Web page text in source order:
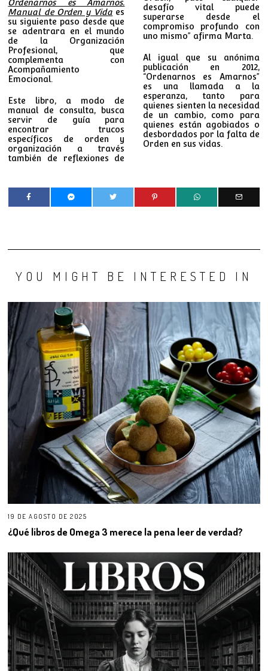
Ordenarnos es Amarnos.
Manual de Orden y Vida es
su siguiente paso desde que
se adentrara en el mundo
de la Organización
Profesional, que
complementa con
Acompañamiento
Emocional.
Este libro, a modo de
manual de consulta, busca
servir de guía para
encontrar trucos
específicos de orden y
organización a través
también de reflexiones de
desafío vital puede
superarse desde el
compromiso profundo con
uno mismo” afirma Marta.
Al igual que su anónima
publicación en 2012,
“Ordenarnos es Amarnos”
es una llamada a la
esperanza, tanto para
quienes sienten la necesidad
de un cambio, como para
quienes están agobiados o
desbordados por la falta de
Orden en sus vidas.
YOU MIGHT BE INTERESTED IN
19 DE AGOSTO DE 2025
¿Qué libros de Omega 3 merece la pena leer de verdad?